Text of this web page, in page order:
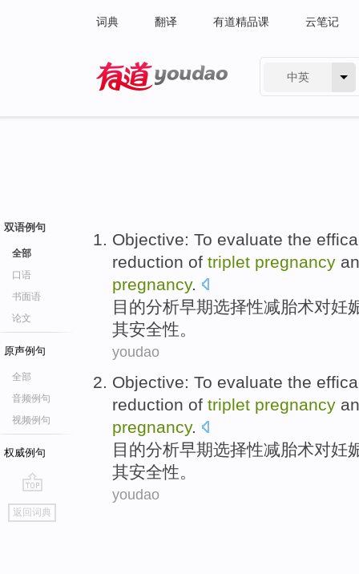
词典 翻译 有道精品课 云笔记
中英
双语例句
全部
口语
书面语
论文
原声例句
全部
音频例句
视频例句
权威例句
go
top
返回词典
Objective: To evaluate the
reduction of triplet pregnancy
pregnancy.
目的分析早期选择性减胎术对妊
其安全性。
youdao
Objective: To evaluate the
reduction of triplet pregnancy
pregnancy.
目的分析早期选择性减胎术对妊
其安全性。
youdao